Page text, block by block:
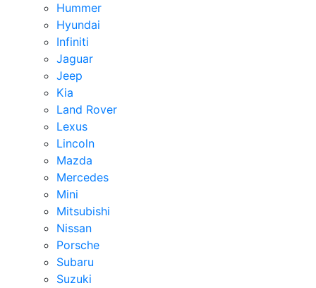
Hummer
Hyundai
Infiniti
Jaguar
Jeep
Kia
Land Rover
Lexus
Lincoln
Mazda
Mercedes
Mini
Mitsubishi
Nissan
Porsche
Subaru
Suzuki